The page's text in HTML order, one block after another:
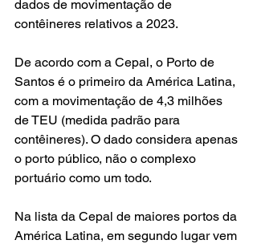
dados de movimentação de
contêineres relativos a 2023.
De acordo com a Cepal, o Porto de
Santos é o primeiro da América Latina,
com a movimentação de 4,3 milhões
de TEU (medida padrão para
contêineres). O dado considera apenas
o porto público, não o complexo
portuário como um todo.
Na lista da Cepal de maiores portos da
América Latina, em segundo lugar vem